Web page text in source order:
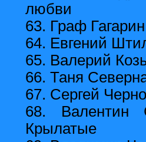
любви
63. Граф
64. Евгений
65. Валерий
66. Таня
67. Сергей
68. Валентин
Крылатые